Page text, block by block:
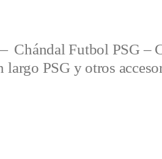
Chándal Futbol PSG –
largo PSG y otros